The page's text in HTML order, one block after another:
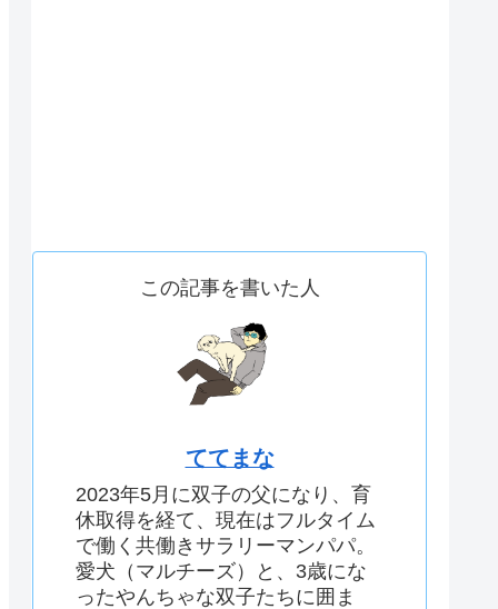
この記事を書いた人
ててまな
2023年5月に双子の父になり、育
休取得を経て、現在はフルタイム
で働く共働きサラリーマンパパ。
愛犬（マルチーズ）と、3歳にな
ったやんちゃな双子たちに囲ま